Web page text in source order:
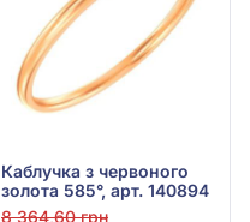
Каблучка з червоного
золота 585°, арт. 140894
8 364,60 грн